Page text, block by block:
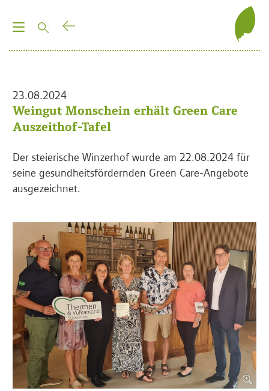
T
l
e
n
v
23.08.2024
Weingut Monschein erhält Green Care
Auszeithof-Tafel
Der steierische Winzerhof wurde am 22.08.2024 für
seine gesundheitsfördernden Green Care-Angebote
ausgezeichnet.